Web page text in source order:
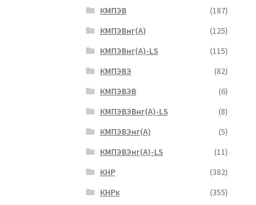
КМПЭВ
(187)
КМПЭВнг(А)
(125)
КМПЭВнг(А)-LS
(115)
КМПЭВЭ
(82)
КМПЭВЭВ
(6)
КМПЭВЭВнг(А)-LS
(8)
КМПЭВЭнг(А)
(5)
КМПЭВЭнг(А)-LS
(11)
КНР
(382)
КНРк
(355)